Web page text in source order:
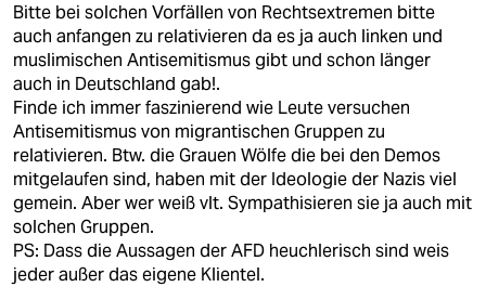
Bitte bei solchen Vorfällen von Rechtsextremen bitte
auch anfangen zu relativieren da es ja auch linken und
muslimischen Antisemitismus gibt und schon länger
auch in Deutschland gab!.
Finde ich immer faszinierend wie Leute versuchen
Antisemitismus von migrantischen Gruppen zu
relativieren. Btw. die Grauen Wölfe die bei den Demos
mitgelaufen sind, haben mit der Ideologie der Nazis viel
gemein. Aber wer weiß vlt. Sympathisieren sie ja auch mit
solchen Gruppen.
PS: Dass die Aussagen der AFD heuchlerisch sind weis
jeder außer das eigene Klientel.